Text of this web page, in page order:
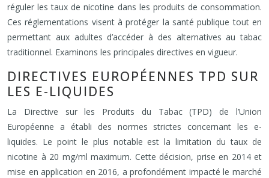
réguler les taux de nicotine dans les produits de consommation.
Ces réglementations visent à protéger la santé publique tout en
permettant aux adultes d’accéder à des alternatives au tabac
traditionnel. Examinons les principales directives en vigueur.
DIRECTIVES EUROPÉENNES TPD SUR
LES E-LIQUIDES
La Directive sur les Produits du Tabac (TPD) de l’Union
Européenne a établi des normes strictes concernant les e-
liquides. Le point le plus notable est la limitation du taux de
nicotine à 20 mg/ml maximum. Cette décision, prise en 2014 et
mise en application en 2016, a profondément impacté le marché